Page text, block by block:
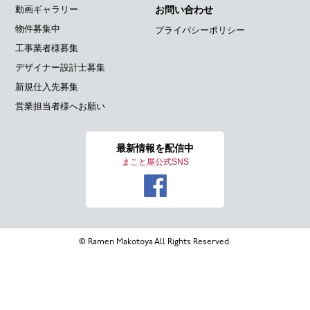
動画ギャラリー
物件募集中
工事業者様募集
デザイナー設計士募集
新規仕入先募集
営業担当者様へお願い
お問い合わせ
プライバシーポリシー
最新情報を配信中
まこと屋公式SNS
© Ramen Makotoya All Rights Reserved.